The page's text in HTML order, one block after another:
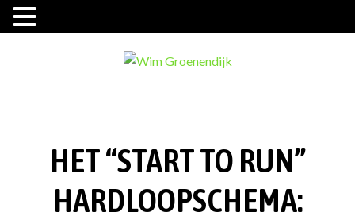
HET “START TO RUN”
HARDLOOPSCHEMA: